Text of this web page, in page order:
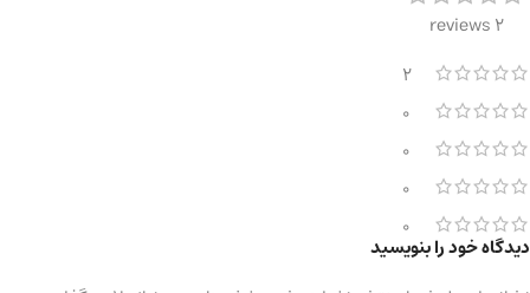
2 reviews
2
0
0
0
0
دیدگاه خود را بنویسید